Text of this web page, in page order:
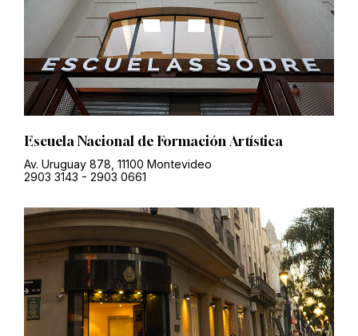
Escuela Nacional de Formación Artística
Av. Uruguay 878, 11100 Montevideo
2903 3143 - 2903 0661